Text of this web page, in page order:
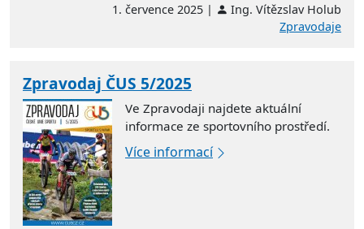
1. července 2025 |
Ing. Vítězslav Holub
Zpravodaje
Zpravodaj ČUS 5/2025
Ve Zpravodaji najdete aktuální
informace ze sportovního prostředí.
Více informací